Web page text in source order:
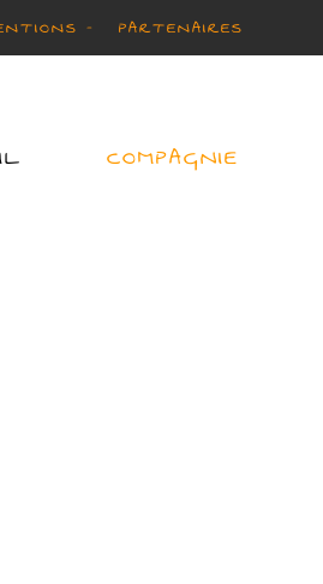
- PARTENAIRES
COMPAGNIE